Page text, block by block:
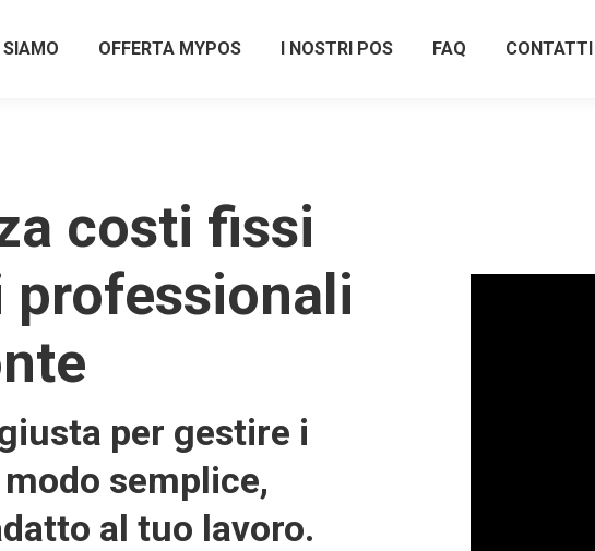
SIAMO OFFERTA MYPOS I NOSTRI POS FAQ CONTATTI
costi fissi
professionali
per gestire i
semplice,
al tuo lavoro.